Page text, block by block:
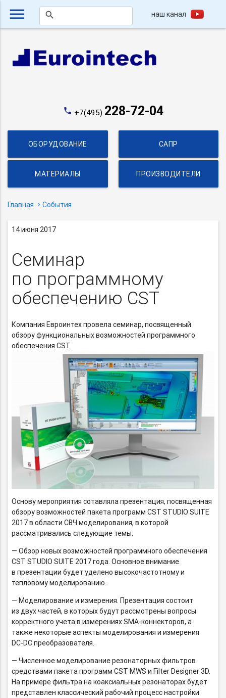
menu search наш канал
phone +7(495) 228-72-04
ОБОРУДОВАНИЕ САПР
МАТЕРИАЛЫ ПРОИЗВОДИТЕЛИ
Главная События
14 июня 2017
Семинар
по программному
обеспечению CST
Компания Евроинтех провела семинар, посвященный
обзору функциональных возможностей программного
обеспечения CST.
Основу мероприятия сотавляла презентация, посвященная
обзору возможностей пакета программ CST STUDIO SUITE
2017 в области СВЧ моделирования, в которой
рассматривались следующие темы:
— Обзор новых возможностей программного обеспечения
CST STUDIO SUITE 2017 года. Основное внимание
в презентации будет уделено высокочастотному и
тепловому моделированию.
— Моделирование и измерения. Презентация состоит
из двух частей, в которых будут рассмотрены вопросы
корректного учета в измеренияхSMA-коннекторов, а
также некоторые аспекты моделирования и измерения
DC-DCпреобразователя.
— Численное моделирование резонаторных фильтров
средствами пакета программ CST MWS и Filter Designer 3D.
На примере фильтра на коаксиальных резонаторах будет
представлен классический рабочий процесс настройки